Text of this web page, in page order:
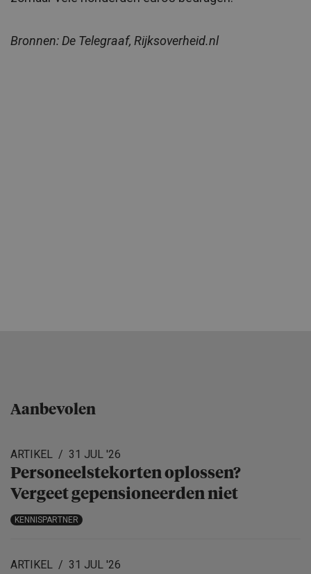
Bronnen: De Telegraaf, Rijksoverheid.nl
Aanbevolen
ARTIKEL 31 JUL '26
Personeels­te­korten oplossen?
Vergeet gepensio­neerden niet
KENNISPARTNER
ARTIKEL 31 JUL '26